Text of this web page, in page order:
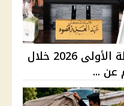
إعلان نتيجة تنسيق المرحلة الأولى 2026 خلال
عن ...